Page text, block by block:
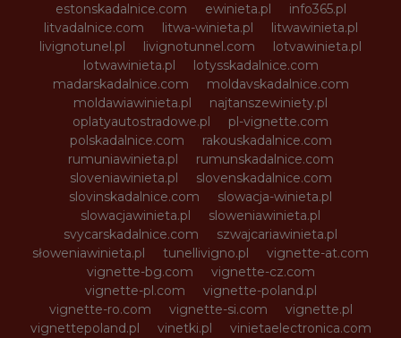
estonskadalnice.com
ewinieta.pl
info365.pl
litvadalnice.com
litwa-winieta.pl
litwawinieta.pl
livignotunel.pl
livignotunnel.com
lotvawinieta.pl
lotwawinieta.pl
lotysskadalnice.com
madarskadalnice.com
moldavskadalnice.com
moldawiawinieta.pl
najtanszewiniety.pl
oplatyautostradowe.pl
pl-vignette.com
polskadalnice.com
rakouskadalnice.com
rumuniawinieta.pl
rumunskadalnice.com
sloveniawinieta.pl
slovenskadalnice.com
slovinskadalnice.com
slowacja-winieta.pl
slowacjawinieta.pl
sloweniawinieta.pl
svycarskadalnice.com
szwajcariawinieta.pl
słoweniawinieta.pl
tunellivigno.pl
vignette-at.com
vignette-bg.com
vignette-cz.com
vignette-pl.com
vignette-poland.pl
vignette-ro.com
vignette-si.com
vignette.pl
vignettepoland.pl
vinetki.pl
vinietaelectronica.com